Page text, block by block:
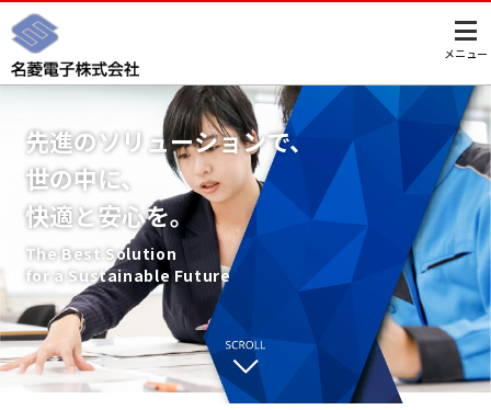
メニュー
先進のソリューションで、
世の中に、
快適と安心を。
The Best Solution
for a Sustainable Future